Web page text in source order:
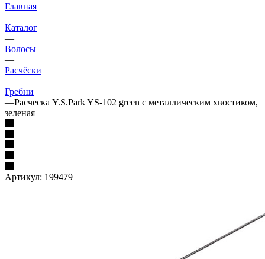
Главная
—
Каталог
—
Волосы
—
Расчёски
—
Гребни
—Расческа Y.S.Park YS-102 green с металлическим хвостиком,
зеленая
Артикул: 199479